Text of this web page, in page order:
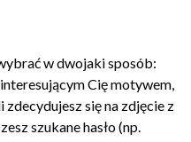
w dwojaki sposób:
Cię motywem,
się na zdjęcie z
szukane hasło (np.